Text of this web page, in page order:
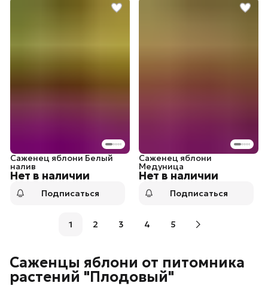
Нет в наличии
Саженец яблони Белый
налив
Подписаться
Нет в наличии
Саженец яблони
Медуница
Подписаться
1 2 3 4 5
Саженцы яблони от питомника
растений "Плодовый"